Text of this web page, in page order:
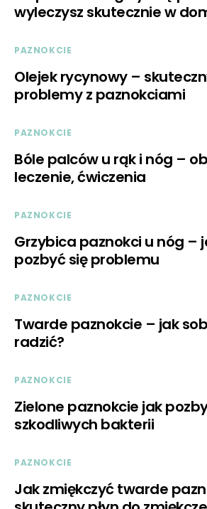
wyleczysz skutecznie w
PAZNOKCIE
Olejek rycynowy –
problemy z paznokciami
PAZNOKCIE
Bóle palców u rąk i nóg –
leczenie, ćwiczenia
PAZNOKCIE
Grzybica paznokci u nóg –
pozbyć się problemu
PAZNOKCIE
Twarde paznokcie – jak
radzić?
PAZNOKCIE
Zielone paznokcie jak
szkodliwych bakterii
PAZNOKCIE
Jak zmiękczyć twarde